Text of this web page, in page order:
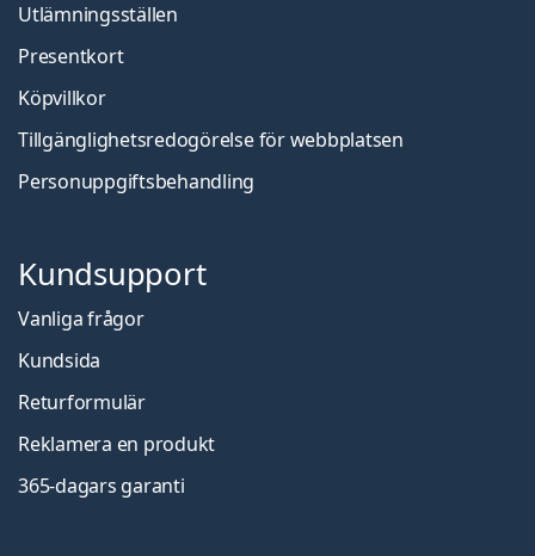
Utlämningsställen
Presentkort
Köpvillkor
Tillgänglighetsredogörelse för webbplatsen
Personuppgiftsbehandling
Kundsupport
Vanliga frågor
Kundsida
Returformulär
Reklamera en produkt
365-dagars garanti